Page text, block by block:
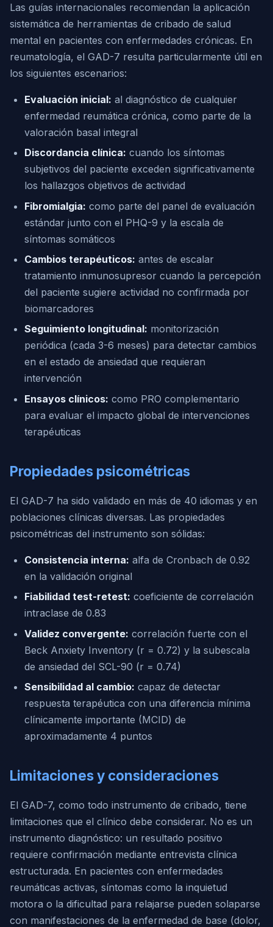
Las guías internacionales recomiendan la aplicación
sistemática de herramientas de cribado de salud
mental en pacientes con enfermedades crónicas. En
reumatología, el GAD-7 resulta particularmente útil en
los siguientes escenarios:
Evaluación inicial: al diagnóstico de cualquier
enfermedad reumática crónica, como parte de la
valoración basal integral
Discordancia clínica: cuando los síntomas
subjetivos del paciente exceden significativamente
los hallazgos objetivos de actividad
Fibromialgia: como parte del panel de evaluación
estándar junto con el PHQ-9 y la escala de
síntomas somáticos
Cambios terapéuticos: antes de escalar
tratamiento inmunosupresor cuando la percepción
del paciente sugiere actividad no confirmada por
biomarcadores
Seguimiento longitudinal: monitorización
periódica (cada 3-6 meses) para detectar cambios
en el estado de ansiedad que requieran
intervención
Ensayos clínicos: como PRO complementario
para evaluar el impacto global de intervenciones
terapéuticas
Propiedades psicométricas
El GAD-7 ha sido validado en más de 40 idiomas y en
poblaciones clínicas diversas. Las propiedades
psicométricas del instrumento son sólidas:
Consistencia interna: alfa de Cronbach de 0.92
en la validación original
Fiabilidad test-retest: coeficiente de correlación
intraclase de 0.83
Validez convergente: correlación fuerte con el
Beck Anxiety Inventory (r = 0.72) y la subescala
de ansiedad del SCL-90 (r = 0.74)
Sensibilidad al cambio: capaz de detectar
respuesta terapéutica con una diferencia mínima
clínicamente importante (MCID) de
aproximadamente 4 puntos
Limitaciones y consideraciones
El GAD-7, como todo instrumento de cribado, tiene
limitaciones que el clínico debe considerar. No es un
instrumento diagnóstico: un resultado positivo
requiere confirmación mediante entrevista clínica
estructurada. En pacientes con enfermedades
reumáticas activas, síntomas como la inquietud
motora o la dificultad para relajarse pueden solaparse
con manifestaciones de la enfermedad de base (dolor,